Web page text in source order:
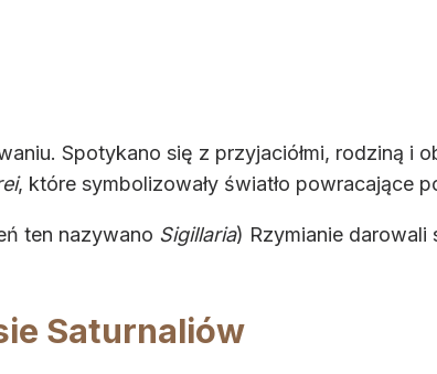
Spotykano się z przyjaciółmi, rodziną i
, które symbolizowały światło powracające
ten nazywano Sigillaria) Rzymianie
Saturnaliów